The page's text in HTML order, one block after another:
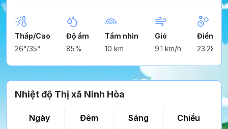
Thấp/Cao
26°/35°
Độ ẩm
85%
Tầm nhìn
10 km
Gió
9.1 km/h
Điểm
23.28°
Nhiệt độ Thị xã Ninh Hòa
Ngày Đêm Sáng Chiều